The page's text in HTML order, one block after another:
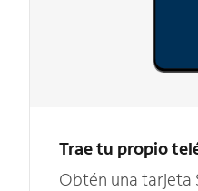
Trae tu propio
Obtén una tarjeta